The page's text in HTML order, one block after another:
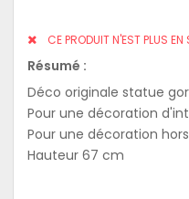
CE PRODUIT N'EST PLUS
Résumé :
Déco originale statue
Pour une décoration
Pour une décoration
Hauteur 67 cm